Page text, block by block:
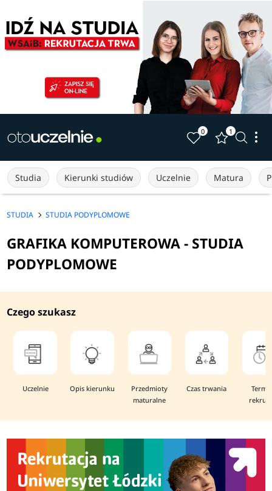
0 1
Studia Kierunki studiów Uczelnie Matura
STUDIA STUDIA PODYPLOMOWE
GRAFIKA KOMPUTEROWA - STUDIA
PODYPLOMOWE
Czego szukasz
Uczelnie Opis kierunku
Przedmioty
maturalne
Czas trwania